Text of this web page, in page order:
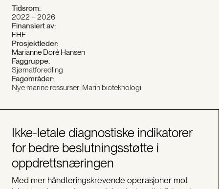
Tidsrom:
2022 – 2026
Finansiert av:
FHF
Prosjektleder:
Marianne Doré Hansen
Faggruppe:
Sjømatforedling
Fagområder:
Nye marine ressurser Marin bioteknologi
Ikke-letale diagnostiske indikatorer
for bedre beslutningsstøtte i
oppdrettsnæringen
Med mer håndteringskrevende operasjoner mot